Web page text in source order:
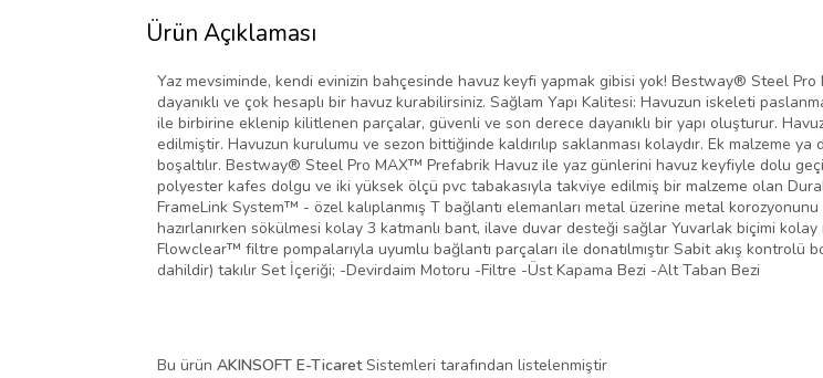
Ürün Açıklaması
Yaz mevsiminde, kendi evinizin bahçesinde havuz keyfi yapmak gibisi yok! Bestway® Steel
dayanıklı ve çok hesaplı bir havuz kurabilirsiniz. Sağlam Yapı Kalitesi: Havuzun iskeleti
ile birbirine eklenip kilitlenen parçalar, güvenli ve son derece dayanıklı bir yapı oluşturur.
edilmiştir. Havuzun kurulumu ve sezon bittiğinde kaldırılıp saklanması kolaydır. Ek malzeme
boşaltılır. Bestway® Steel Pro MAX™ Prefabrik Havuz ile yaz günlerini havuz keyfiyle dolu
polyester kafes dolgu ve iki yüksek ölçü pvc tabakasıyla takviye edilmiş bir malzeme olan
FrameLink System™ - özel kalıplanmış T bağlantı elemanları metal üzerine metal
hazırlanırken sökülmesi kolay 3 katmanlı bant, ilave duvar desteği sağlar Yuvarlak biçimi
Flowclear™ filtre pompalarıyla uyumlu bağlantı parçaları ile donatılmıştır Sabit akış
dahildir) takılır Set İçeriği; -Devirdaim Motoru -Filtre -Üst Kapama Bezi -Alt Taban Bezi
Bu ürün AKINSOFT E-TicaretSistemleri tarafından listelenmiştir